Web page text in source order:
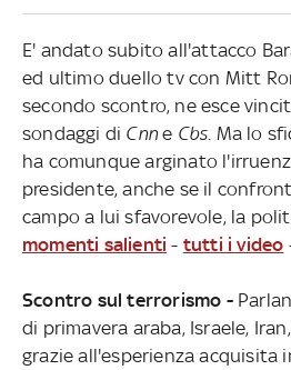
E' andato subito all'attacco
ed ultimo duello tv con Mitt
secondo scontro, ne esce
sondaggi di Cnne Cbs . Ma lo
ha comunque arginato
presidente, anche se il
campo a lui sfavorevole, la
momenti salienti - tutti i video
Scontro sul terrorismo -
di primavera araba, Israele,
grazie all'esperienza acquisita